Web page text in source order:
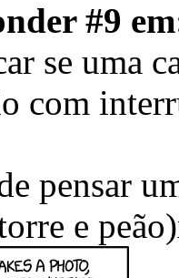
#9
se uma
com
pensar
e